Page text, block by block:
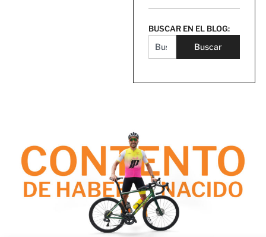
BUSCAR EN EL BLOG:
Buscar